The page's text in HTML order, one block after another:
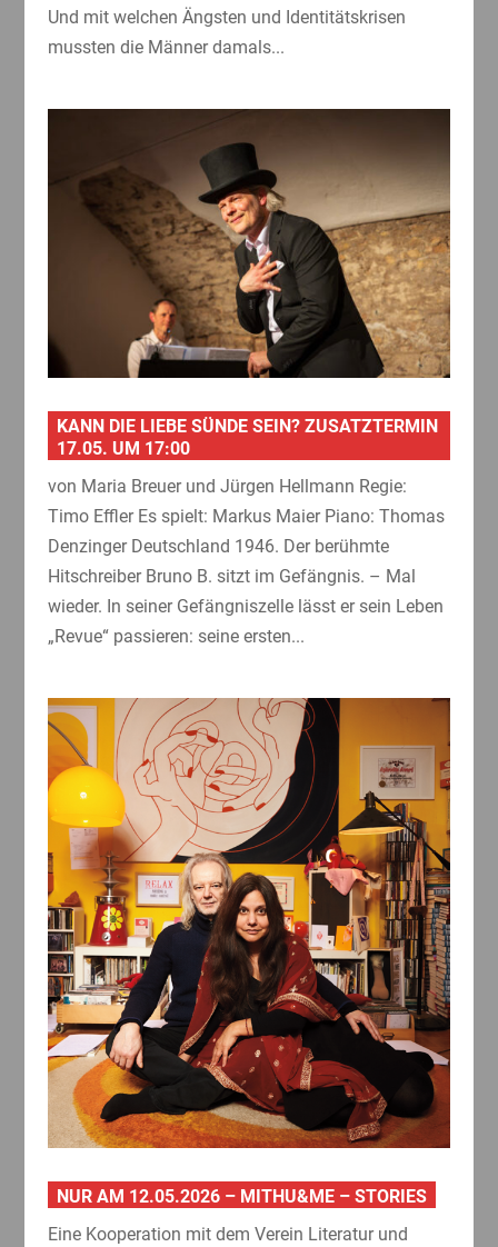
Und mit welchen Ängsten und Identitätskrisen
mussten die Männer damals...
KANN DIE LIEBE SÜNDE SEIN? ZUSATZTERMIN
17.05. UM 17:00
von Maria Breuer und Jürgen Hellmann Regie:
Timo Effler Es spielt: Markus Maier Piano: Thomas
Denzinger Deutschland 1946. Der berühmte
Hitschreiber Bruno B. sitzt im Gefängnis. – Mal
wieder. In seiner Gefängniszelle lässt er sein Leben
„Revue“ passieren: seine ersten...
NUR AM 12.05.2026 – MITHU&ME – STORIES
Eine Kooperation mit dem Verein Literatur und